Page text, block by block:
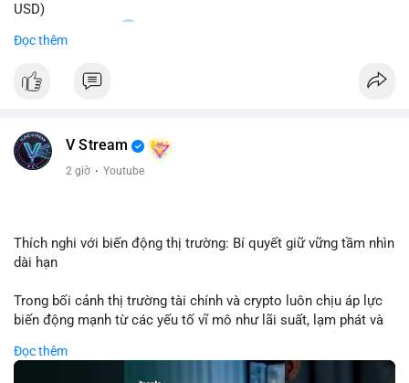
USD)
- Thời gian: 04:20
Nhận định phân tích: Giao dịch 8.3271 BTC trị giá hơn nửa triệu
USD được thực hiện trong khung giờ sáng sớm, cho thấy dấu
đủ tạo áp lực bán trực tiếp lên thị trường nhưng phản ánh tâm
lý thận trọng của cá voi. Nếu dòng tiền này hướng về ví sàn
của BTC.
tương tự trong 24 giờ tới để xác nhận xu hướng. Không nên
hành động vội vàng dựa trên một giao dịch đơn lẻ, hãy ưu tiên
#giaodichlon
#tamlycavoi
Đọc thêm
V Stream
2 giờ · Youtube
Thích nghi với biến động thị trường: Bí quyết giữ vững tầm nhìn
dài hạn
Trong bối cảnh thị trường tài chính và crypto luôn chịu áp lực
biến động mạnh từ các yếu tố vĩ mô như lãi suất, lạm phát và
chìa khóa để đầu tư viên vượt qua giai đoạn không chắc chắn.
Thay vì phản ứng cảm xúc với những dao động ngắn hạn, các
Đọc thêm